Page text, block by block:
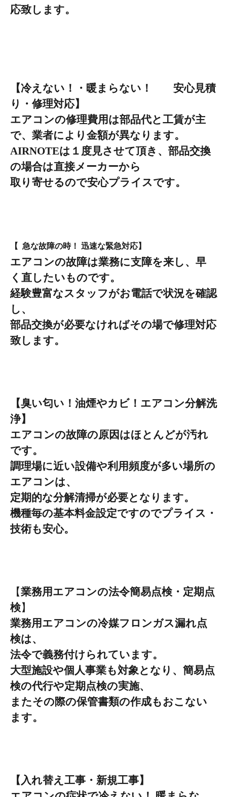
応致します。
【冷えない！・暖まらない！ 安心見積
り・修理対応】
エアコンの修理費用は部品代と工賃が主
で、 業者により金額が異なります。
AIRNOTEは １ 度見させて頂き、部品交換
の場合は直接メーカーから
取り寄せるので安心プライスです。
【 急な故障の時！ 迅速な緊急対応】
エアコンの故障は業務に支障を来し、早
く直したいものです。
経験豊富なスタッフがお電話で状況を確認
し、
部品交換が必要なければその場で修理対応
致します。
【臭い匂い！油煙やカビ！エアコン分解洗
浄】
エアコンの故障の原因はほとんどが汚れ
です。
調理場に近い設備や利用頻度が多い場所の
エアコンは、
定期的な分解清掃が必要となります。
機種毎の基本料金設定ですのでプライス・
技術も安心。
【業務用エアコンの法令簡易点検・定期点
検】
業務用エアコンの冷媒フロンガス漏れ点
検は、
法令で義務付けられていま す。
大型施設や個人事業も対象となり、簡易点
検の代行や定期点検の実施、
またその際の保管書類の作成もおこない
ます。
【入れ替え工事・新規工事】